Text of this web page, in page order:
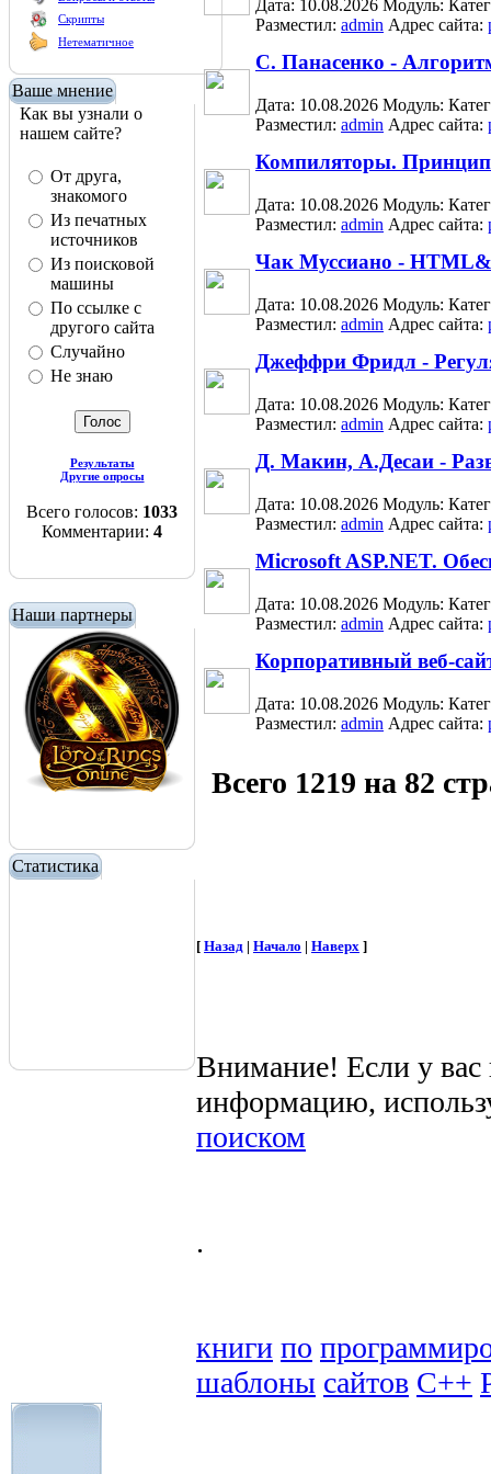
Скрипты
Нетематичное
Ваше мнение
Как вы узнали о
нашем сайте?
От друга,
знакомого
Из печатных
источников
Из поисковой
машины
По ссылке с
другого сайта
Случайно
Не знаю
Результаты
Другие опросы
Всего голосов: 1033
Комментарии: 4
Наши партнеры
Статистика
Дата: 10.08.2026 Модуль:
Разместил: admin Адрес сайта:
С. Панасенко -
Дата: 10.08.2026 Модуль:
Разместил: admin Адрес сайта:
Компиляторы.
Дата: 10.08.2026 Модуль:
Разместил: admin Адрес сайта:
Чак Муссиано -
Дата: 10.08.2026 Модуль:
Разместил: admin Адрес сайта:
Джеффри Фридл -
Дата: 10.08.2026 Модуль:
Разместил: admin Адрес сайта:
Д. Макин, А.Десаи -
Дата: 10.08.2026 Модуль:
Разместил: admin Адрес сайта:
Microsoft ASP.NET.
Дата: 10.08.2026 Модуль:
Разместил: admin Адрес сайта:
Корпоративный веб-
Дата: 10.08.2026 Модуль:
Разместил: admin Адрес сайта:
Всего 1219 на 82
[ Назад | Начало | Наверх ]
Внимание! Если у
информацию,
поиском
.
книги по
шаблоны сайтов C++